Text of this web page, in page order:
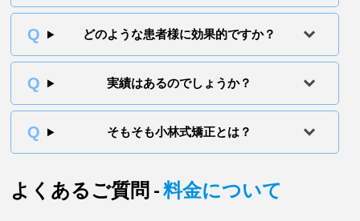
どのような患者様に効果的ですか？
実績はあるのでしょうか？
そもそも小林式矯正とは？
よくあるご質問 -料金について